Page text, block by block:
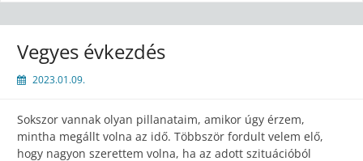
Vegyes évkezdés
2023.01.09.
Sokszor vannak olyan pillanataim, amikor úgy érzem,
mintha megállt volna az idő. Többször fordult velem elő,
hogy nagyon szerettem volna, ha az adott szituációból